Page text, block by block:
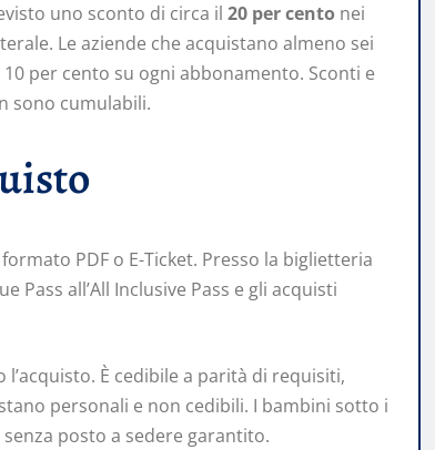
uno sconto di circa il 20 per cento nei
Le aziende che acquistano almeno sei
per cento su ogni abbonamento. Sconti e
sono cumulabili.
PDF o E-Ticket. Presso la biglietteria
Pass all’All Inclusive Pass e gli acquisti
l’acquisto. È cedibile a parità di requisiti,
personali e non cedibili. I bambini sotto i
posto a sedere garantito.